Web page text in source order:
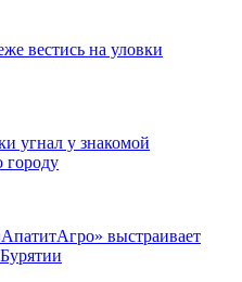
вестись на уловки
угнал у знакомой
городу
выстраивает